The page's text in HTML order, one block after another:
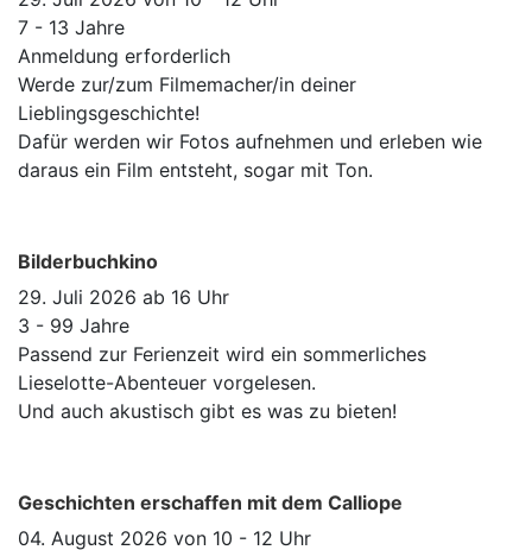
7 - 13 Jahre
Anmeldung erforderlich
Werde zur/zum Filmemacher/in deiner
Lieblingsgeschichte!
Dafür werden wir Fotos aufnehmen und erleben wie
daraus ein Film entsteht, sogar mit Ton.
Bilderbuchkino
29. Juli 2026 ab 16 Uhr
3 - 99 Jahre
Passend zur Ferienzeit wird ein sommerliches
Lieselotte-Abenteuer vorgelesen.
Und auch akustisch gibt es was zu bieten!
Geschichten erschaffen mit dem Calliope
04. August 2026 von 10 - 12 Uhr